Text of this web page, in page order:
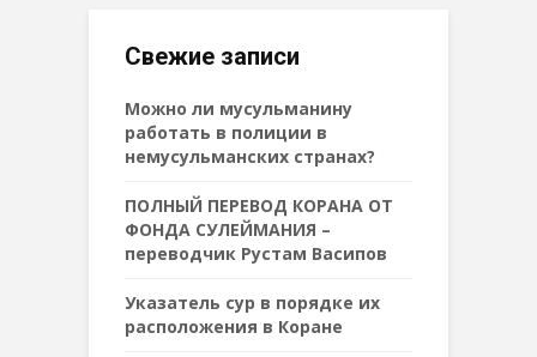
Свежие записи
Можно ли мусульманину
работать в полиции в
немусульманских странах?
ПОЛНЫЙ ПЕРЕВОД КОРАНА ОТ
ФОНДА СУЛЕЙМАНИЯ –
переводчик Рустам Васипов
Указатель сур в порядке их
расположения в Коране